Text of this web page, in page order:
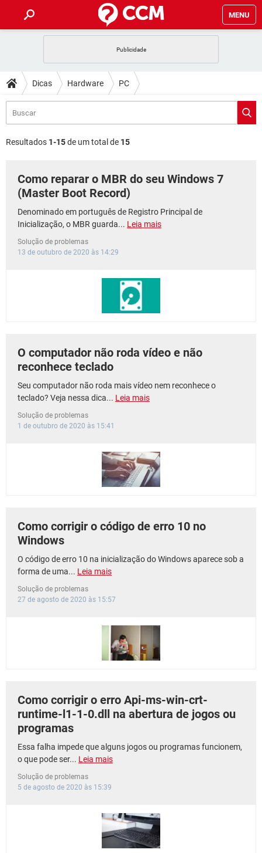
MENU
CELULAR
INSTAGRAM GMAIL
GUIA DE COMPRAS
DICAS
JOGOS
CELULAR
OUTLOOK
GUIA DE COMPRAS
DOWNLOADS
JOGOS WHATSAPP
CELULAR
INSTAGRAM
GUIA DE COMPRAS
CELULAR FACEBOOK
OUTLOOK
INSTAGRAM GMAIL
GUIA DE COMPRAS
JOGOS
FACEBOOK
OUTLOOK EXCEL
INSTAGRAM
Dicas Hardware PC
Resultados 1-15de um total de 15
Como reparar o MBR do seu Windows 7
(Master Boot Record)
Denominado em português de Registro Principal de
Inicialização, o MBR guarda... Leia mais
Solução de problemas
13 de outubro de 2020 às 14:29
O computador não roda vídeo e não
reconhece teclado
Seu computador não roda mais vídeo nem reconhece o
teclado? Veja nessa dica... Leia mais
Solução de problemas
1 de outubro de 2020 às 15:41
Como corrigir o código de erro 10 no
Windows
O código de erro 10 na inicialização do Windows aparece sob a
forma de uma... Leia mais
Solução de problemas
27 de agosto de 2020 às 15:57
Como corrigir o erro Api-ms-win-crt-
runtime-l1-1-0.dll na abertura de jogos ou
programas
Essa falha impede que alguns jogos ou programas funcionem,
o que pode ser... Leia mais
Solução de problemas
5 de agosto de 2020 às 15:39